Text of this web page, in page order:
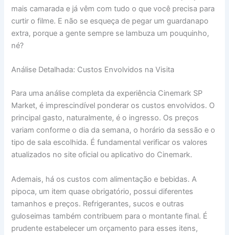
mais camarada e já vêm com tudo o que você precisa para
curtir o filme. E não se esqueça de pegar um guardanapo
extra, porque a gente sempre se lambuza um pouquinho,
né?
Análise Detalhada: Custos Envolvidos na Visita
Para uma análise completa da experiência Cinemark SP
Market, é imprescindível ponderar os custos envolvidos. O
principal gasto, naturalmente, é o ingresso. Os preços
variam conforme o dia da semana, o horário da sessão e o
tipo de sala escolhida. É fundamental verificar os valores
atualizados no site oficial ou aplicativo do Cinemark.
Ademais, há os custos com alimentação e bebidas. A
pipoca, um item quase obrigatório, possui diferentes
tamanhos e preços. Refrigerantes, sucos e outras
guloseimas também contribuem para o montante final. É
prudente estabelecer um orçamento para esses itens,